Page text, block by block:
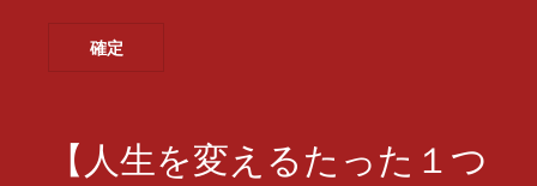
【人生を変えるたった１つ